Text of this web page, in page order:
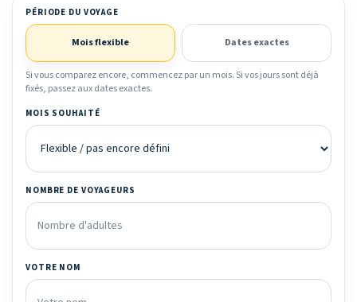
PÉRIODE DU VOYAGE
Mois flexible Dates exactes
Si vous comparez encore, commencez par un mois. Si vos jours sont déjà
fixés, passez aux dates exactes.
MOIS SOUHAITÉ
NOMBRE DE VOYAGEURS
VOTRE NOM